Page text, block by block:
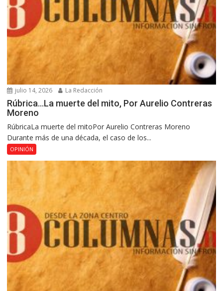
julio 14, 2026 La Redacción
Rúbrica…La muerte del mito, Por Aurelio Contreras
Moreno
RúbricaLa muerte del mitoPor Aurelio Contreras Moreno
Durante más de una década, el caso de los...
OPINIÓN